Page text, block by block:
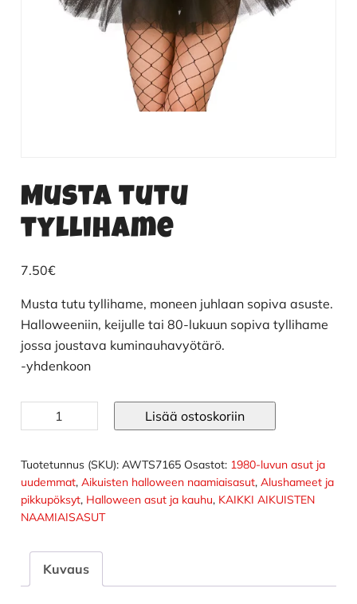
Musta tutu
tyllihame
7.50€
Musta tutu tyllihame, moneen juhlaan sopiva asuste.
Halloweeniin, keijulle tai 80-lukuun sopiva tyllihame
jossa joustava kuminauhavyötärö.
-yhdenkoon
tutu
määrä
Lisää ostoskoriin
Tuotetunnus (SKU): AWTS7165 Osastot: 1980-luvun asut ja
uudemmat, Aikuisten halloween naamiaisasut, Alushameet ja
pikkupöksyt, Halloween asut ja kauhu, KAIKKI AIKUISTEN
NAAMIAISASUT
Kuvaus